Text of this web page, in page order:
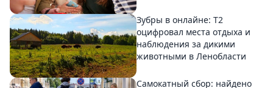
Зубры в онлайне: Т2
оцифровал места отдыха и
наблюдения за дикими
животными в Ленобласти
Самокатный сбор: найдено